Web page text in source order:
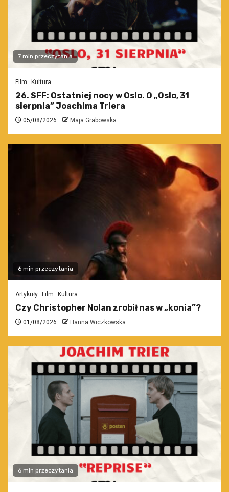
7 min przeczytania
Film Kultura
26. SFF: Ostatniej nocy w Oslo. O „Oslo, 31
sierpnia” Joachima Triera
05/08/2026 Maja Grabowska
6 min przeczytania
Artykuły Film Kultura
Czy Christopher Nolan zrobił nas w „konia”?
01/08/2026 Hanna Wiczkowska
6 min przeczytania